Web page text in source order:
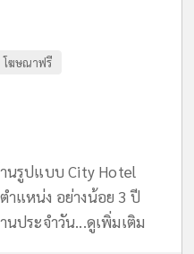
โฆษณาฟรี
นรูปแบบ City Hotel
ำแหน่ง อย่างน้อย 3 ปี
นประจำวัน...ดูเพิ่มเติม